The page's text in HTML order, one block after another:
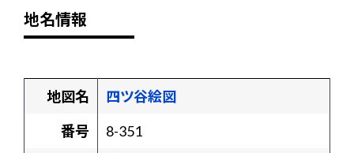
地名情報
地図名
四ツ谷絵図
番号
8-351